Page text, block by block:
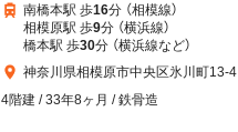
南橋本駅 歩16分 （相模線）
相模原駅 歩9分 （横浜線）
橋本駅 歩30分 （横浜線など）
神奈川県相模原市中央区氷川町13-4
4階建 / 33年8ヶ月 / 鉄骨造